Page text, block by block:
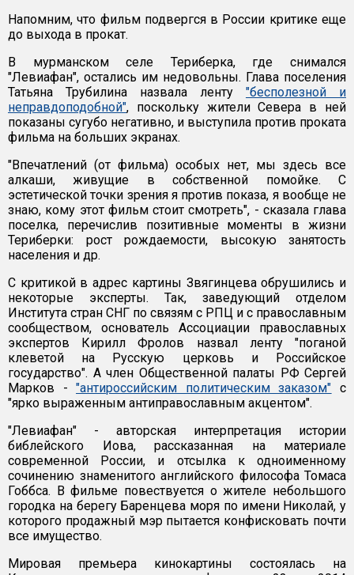
Напомним, что фильм подвергся в России критике еще
до выхода в прокат.
В мурманском селе Териберка, где снимался
"Левиафан", остались им недовольны. Глава поселения
Татьяна Трубилина назвала ленту "бесполезной и
неправдоподобной", поскольку жители Севера в ней
показаны сугубо негативно, и выступила против проката
фильма на больших экранах.
"Впечатлений (от фильма) особых нет, мы здесь все
алкаши, живущие в собственной помойке. С
эстетической точки зрения я против показа, я вообще не
знаю, кому этот фильм стоит смотреть", - сказала глава
поселка, перечислив позитивные моменты в жизни
Териберки: рост рождаемости, высокую занятость
населения и др.
С критикой в адрес картины Звягинцева обрушились и
некоторые эксперты. Так, заведующий отделом
Института стран СНГ по связям с РПЦ и с православным
сообществом, основатель Ассоциации православных
экспертов Кирилл Фролов назвал ленту "поганой
клеветой на Русскую церковь и Российское
государство". А член Общественной палаты РФ Сергей
Марков -"антироссийским политическим заказом" с
"ярко выраженным антиправославным акцентом".
"Левиафан" - авторская интерпретация истории
библейского Иова, рассказанная на материале
современной России, и отсылка к одноименному
сочинению знаменитого английского философа Томаса
Гоббса. В фильме повествуется о жителе небольшого
городка на берегу Баренцева моря по имени Николай, у
которого продажный мэр пытается конфисковать почти
все имущество.
Мировая премьера кинокартины состоялась на